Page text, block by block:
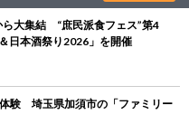
大集結 “庶民派食フェス”第4
日本酒祭り2026」を開催
験 埼玉県加須市の「ファミリー